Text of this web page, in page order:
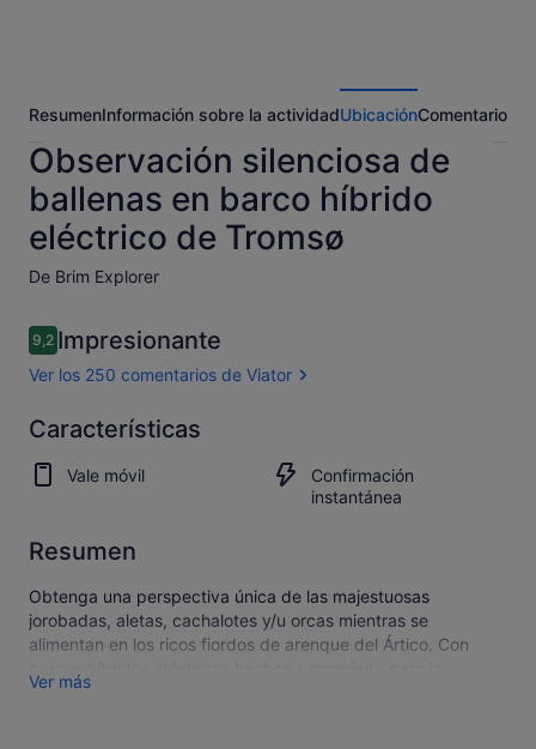
ResumenInformación sobre la actividadUbicaciónComentarios
Observación silenciosa de
ballenas en barco híbrido
eléctrico de Tromsø
De Brim Explorer
Comentarios
9,29,2 de 10
Impresionante
Ver los 250 comentarios de Viator
9.29.2 sobre 10
Impresionante
Abrir los
250 comentarios
Características
Vale móvil
Confirmación
instantánea
Resumen
Obtenga una perspectiva única de las majestuosas
jorobadas, aletas, cachalotes y/u orcas mientras se
alimentan en los ricos fiordos de arenque del Ártico. Con
observación de ballenas, minimizamos las perturbaciones a
Ver más